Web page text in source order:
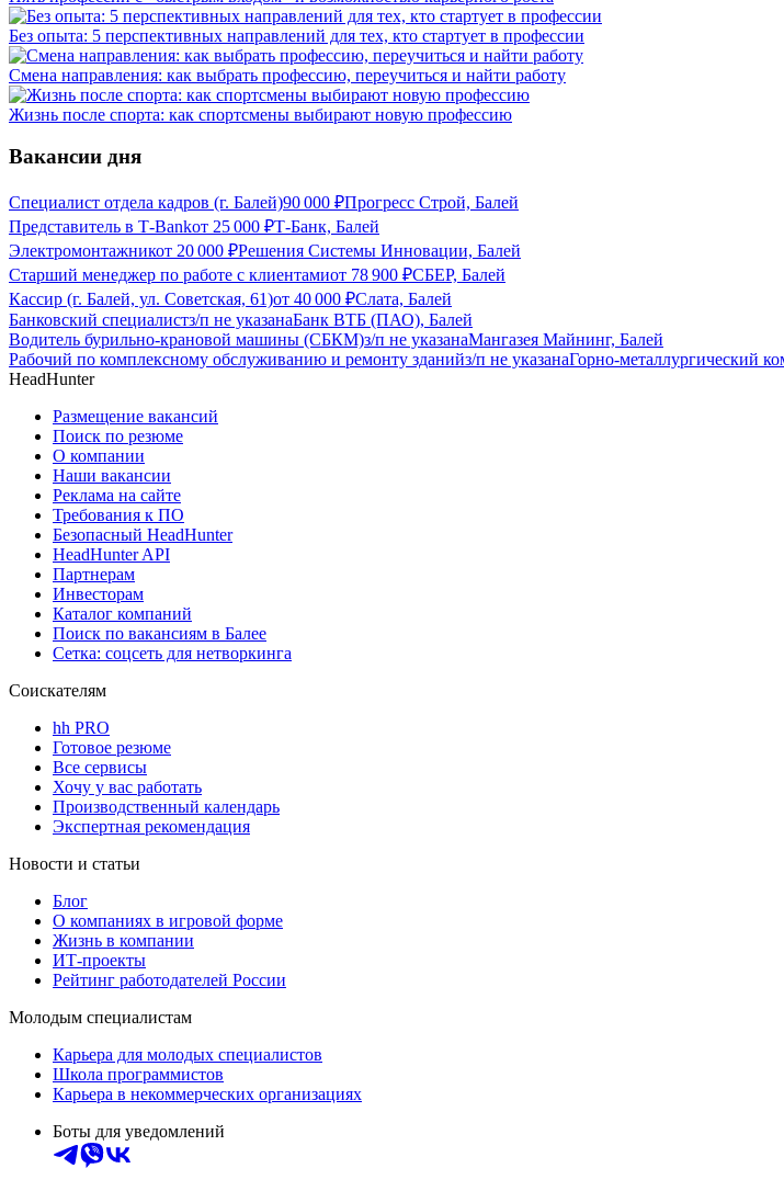
Без опыта: 5 перспективных направлений для тех, кто стартует в профессии
Смена направления: как выбрать профессию, переучиться и найти работу
Жизнь после спорта: как спортсмены выбирают новую профессию
Вакансии дня
Специалист отдела кадров (г. Балей)90 000 ₽Прогресс Строй, Балей
Представитель в Т-Bankот 25 000 ₽Т-Банк, Балей
Электромонтажникот 20 000 ₽Решения Системы Инновации, Балей
Старший менеджер по работе с клиентамиот 78 900 ₽СБЕР, Балей
Кассир (г. Балей, ул. Советская, 61)от 40 000 ₽Слата, Балей
Банковский специалистз/п не указанаБанк ВТБ (ПАО), Балей
Водитель бурильно-крановой машины (СБКМ)з/п не указанаМангазея Майнинг, Балей
Рабочий по комплексному обслуживанию и ремонту зданийз/п не указанаГорно-металлургический
HeadHunter
Размещение вакансий
Поиск по резюме
О компании
Наши вакансии
Реклама на сайте
Требования к ПО
Безопасный HeadHunter
HeadHunter API
Партнерам
Инвесторам
Каталог компаний
Поиск по вакансиям в Балее
Сетка: соцсеть для нетворкинга
Соискателям
hh PRO
Готовое резюме
Все сервисы
Хочу у вас работать
Производственный календарь
Экспертная рекомендация
Новости и статьи
Блог
О компаниях в игровой форме
Жизнь в компании
ИТ-проекты
Рейтинг работодателей России
Молодым специалистам
Карьера для молодых специалистов
Школа программистов
Карьера в некоммерческих организациях
Боты для уведомлений